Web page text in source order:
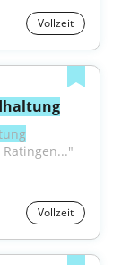
Vollzeit
Vollzeit